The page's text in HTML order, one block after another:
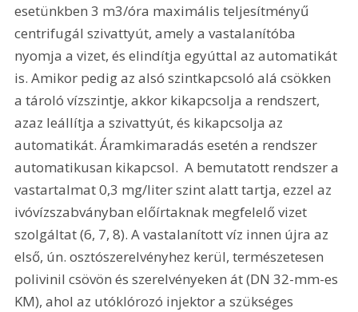
esetünkben 3 m3/óra maximális teljesítményű
centrifugál szivattyút, amely a vastalanítóba
nyomja a vizet, és elindítja egyúttal az automatikát
is. Amikor pedig az alsó szintkapcsoló alá csökken
a tároló vízszintje, akkor kikapcsolja a rendszert,
azaz leállítja a szivattyút, és kikapcsolja az
automatikát. Áramkimaradás esetén a rendszer
automatikusan kikapcsol.  A bemutatott rendszer a
vastartalmat 0,3 mg/liter szint alatt tartja, ezzel az
ivóvízszabványban előírtaknak megfelelő vizet
szolgáltat (6, 7, 8). A vastalanított víz innen újra az
első, ún. osztószerelvényhez kerül, természetesen
polivinil csövön és szerelvényeken át (DN 32-mm-es
KM), ahol az utóklórozó injektor a szükséges